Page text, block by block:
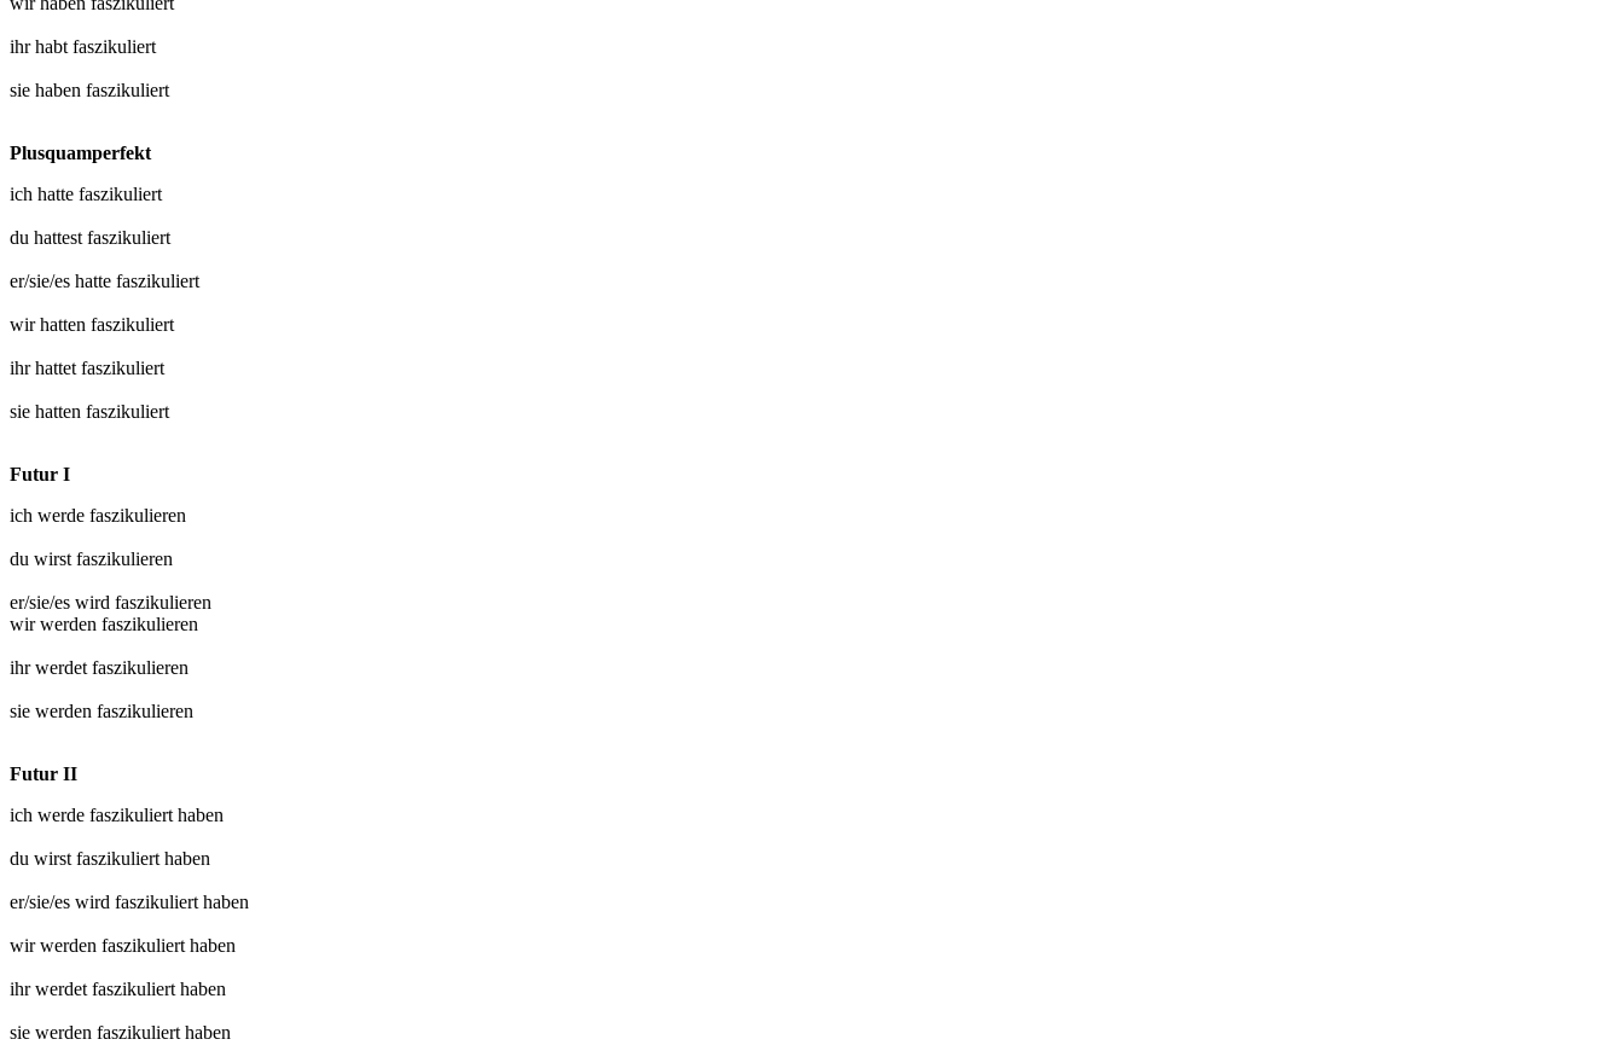
ihr habt faszikuliert
sie haben faszikuliert
Plusquamperfekt
ich hatte faszikuliert
du hattest faszikuliert
er/sie/es hatte faszikuliert
wir hatten faszikuliert
ihr hattet faszikuliert
sie hatten faszikuliert
Futur I
ich werde faszikulieren
du wirst faszikulieren
er/sie/es wird faszikulieren
wir werden faszikulieren
ihr werdet faszikulieren
sie werden faszikulieren
Futur II
ich werde faszikuliert haben
du wirst faszikuliert haben
er/sie/es wird faszikuliert haben
wir werden faszikuliert haben
ihr werdet faszikuliert haben
sie werden faszikuliert haben